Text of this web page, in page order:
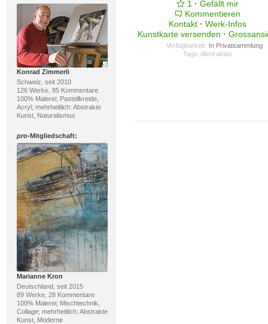
Konrad Zimmerli
Schweiz, seit 2010
126 Werke, 85 Kommentare
100% Malerei; Pastellkreide,
Acryl; mehrheitlich: Abstrakte
Kunst, Naturalismus
pro-Mitgliedschaft:
Marianne Kron
Deutschland, seit 2015
89 Werke, 28 Kommentare
100% Malerei; Mischtechnik,
Collage; mehrheitlich: Abstrakte
Kunst, Moderne
1 · Gefällt mir
Kommentieren
Kontakt · Werk-Infos
Kunstkarte versenden ·
Verfügbarkeit: In Privatsammlung
Tags:Abstraktes